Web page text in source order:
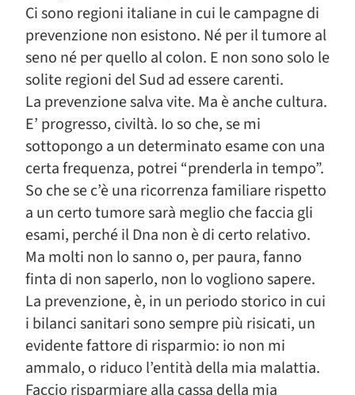
Ci sono regioni italiane in cui le campagne di
prevenzione non esistono. Né per il tumore al
seno né per quello al colon. E non sono solo le
solite regioni del Sud ad essere carenti.
La prevenzione salva vite. Ma è anche cultura.
E’ progresso, civiltà. Io so che, se mi
sottopongo a un determinato esame con una
certa frequenza, potrei “prenderla in tempo”.
So che se c’è una ricorrenza familiare rispetto
a un certo tumore sarà meglio che faccia gli
esami, perché il Dna non è di certo relativo.
Ma molti non lo sanno o, per paura, fanno
finta di non saperlo, non lo vogliono sapere.
La prevenzione, è, in un periodo storico in cui
i bilanci sanitari sono sempre più risicati, un
evidente fattore di risparmio: io non mi
ammalo, o riduco l’entità della mia malattia.
Faccio risparmiare alla cassa della mia